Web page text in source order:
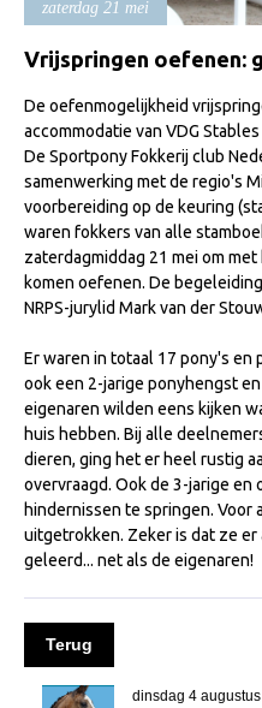
Import registratie
Veulenregistratie
I&R Registratie
Informatie overschrijven
Formulier overschrijven
Animal Health
Gids voor Goede
Marktplaats
Tarievenlijst
Veel gestelde vragen
Webshop
Evenementen
NRPS Select Sale
NRPS Keuringen
Hengstenkeuring
zaterdag 21 mei
Vrijspringen oefenen:
De oefenmogelijkheid
accommodatie van VDG
De Sportpony Fokkerij club
samenwerking met de regio's
voorbereiding op de keuring
waren fokkers van alle
zaterdagmiddag 21 mei om
komen oefenen. De
NRPS-jurylid Mark van der
Er waren in totaal 17 pony's en
ook een 2-jarige ponyhengst
eigenaren wilden eens kijken
huis hebben. Bij alle
dieren, ging het er heel rustig
overvraagd. Ook de 3-jarige en
hindernissen te springen. Voor
uitgetrokken. Zeker is dat ze er
geleerd... net als de eigenaren!
Terug
dinsdag 4 augustus